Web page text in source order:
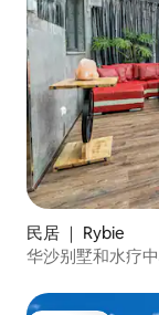
民居 ｜ Rybie
华沙别墅和水疗